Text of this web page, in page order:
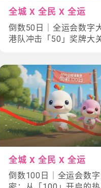
全城 X 全民 X 全运
倒数50日｜全运会数字
港队冲击「50」奖牌大
全城 X 全民 X 全运
倒数100日｜全运会数